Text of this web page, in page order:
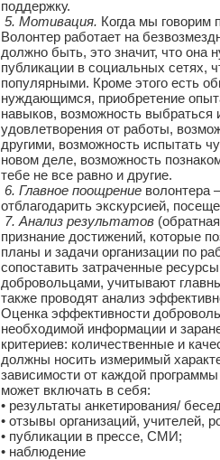
поддержку.
5. Мотивация. Когда мы говорим
Волонтер работает на
должно быть, это значит, что
публикации в социальных сетях,
популярными. Кроме этого есть
нуждающимся, приобретение
навыков, возможность выбраться
удовлетворения от работы,
другими, возможность испытать
новом деле, возможность
тебе не все равно и другие.
6. Главное поощрение волонтера
отблагодарить экскурсией,
7. Анализ результатов
признание достижений, которые
планы и задачи организации по
сопоставить затраченные
добровольцами, учитывают
также проводят анализ
Оценка эффективности
необходимой информации и
критериев: количественные и
должны носить измеримый
зависимости от каждой
может включать в себя:
• результаты анкетирования/
• отзывы организаций, учителей,
• публикации в прессе, СМИ;
• наблюдение